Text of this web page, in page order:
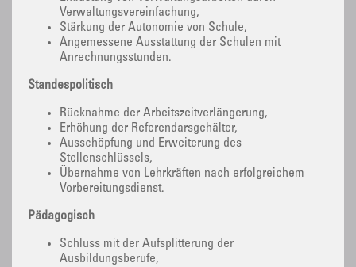
Verwaltungsvereinfachung,
Stärkung der Autonomie von Schule,
Angemessene Ausstattung der Schulen mit
Anrechnungsstunden.
Standespolitisch
Rücknahme der Arbeitszeitverlängerung,
Erhöhung der Referendarsgehälter,
Ausschöpfung und Erweiterung des
Stellenschlüssels,
Übernahme von Lehrkräften nach erfolgreichem
Vorbereitungsdienst.
Pädagogisch
Schluss mit der Aufsplitterung der
Ausbildungsberufe,